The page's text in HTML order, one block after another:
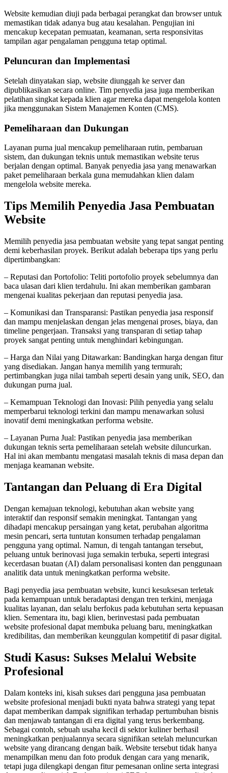
Website kemudian diuji pada berbagai perangkat dan browser untuk
memastikan tidak adanya bug atau kesalahan. Pengujian ini
mencakup kecepatan pemuatan, keamanan, serta responsivitas
tampilan agar pengalaman pengguna tetap optimal.
Peluncuran dan Implementasi
Setelah dinyatakan siap, website diunggah ke server dan
dipublikasikan secara online. Tim penyedia jasa juga memberikan
pelatihan singkat kepada klien agar mereka dapat mengelola konten
jika menggunakan Sistem Manajemen Konten (CMS).
Pemeliharaan dan Dukungan
Layanan purna jual mencakup pemeliharaan rutin, pembaruan
sistem, dan dukungan teknis untuk memastikan website terus
berjalan dengan optimal. Banyak penyedia jasa yang menawarkan
paket pemeliharaan berkala guna memudahkan klien dalam
mengelola website mereka.
Tips Memilih Penyedia Jasa Pembuatan
Website
Memilih penyedia jasa pembuatan website yang tepat sangat penting
demi keberhasilan proyek. Berikut adalah beberapa tips yang perlu
dipertimbangkan:
– Reputasi dan Portofolio: Teliti portofolio proyek sebelumnya dan
baca ulasan dari klien terdahulu. Ini akan memberikan gambaran
mengenai kualitas pekerjaan dan reputasi penyedia jasa.
– Komunikasi dan Transparansi: Pastikan penyedia jasa responsif
dan mampu menjelaskan dengan jelas mengenai proses, biaya, dan
timeline pengerjaan. Transaksi yang transparan di setiap tahap
proyek sangat penting untuk menghindari kebingungan.
– Harga dan Nilai yang Ditawarkan: Bandingkan harga dengan fitur
yang disediakan. Jangan hanya memilih yang termurah;
pertimbangkan juga nilai tambah seperti desain yang unik, SEO, dan
dukungan purna jual.
– Kemampuan Teknologi dan Inovasi: Pilih penyedia yang selalu
memperbarui teknologi terkini dan mampu menawarkan solusi
inovatif demi meningkatkan performa website.
– Layanan Purna Jual: Pastikan penyedia jasa memberikan
dukungan teknis serta pemeliharaan setelah website diluncurkan.
Hal ini akan membantu mengatasi masalah teknis di masa depan dan
menjaga keamanan website.
Tantangan dan Peluang di Era Digital
Dengan kemajuan teknologi, kebutuhan akan website yang
interaktif dan responsif semakin meningkat. Tantangan yang
dihadapi mencakup persaingan yang ketat, perubahan algoritma
mesin pencari, serta tuntutan konsumen terhadap pengalaman
pengguna yang optimal. Namun, di tengah tantangan tersebut,
peluang untuk berinovasi juga semakin terbuka, seperti integrasi
kecerdasan buatan (AI) dalam personalisasi konten dan penggunaan
analitik data untuk meningkatkan performa website.
Bagi penyedia jasa pembuatan website, kunci kesuksesan terletak
pada kemampuan untuk beradaptasi dengan tren terkini, menjaga
kualitas layanan, dan selalu berfokus pada kebutuhan serta kepuasan
klien. Sementara itu, bagi klien, berinvestasi pada pembuatan
website profesional dapat membuka peluang baru, meningkatkan
kredibilitas, dan memberikan keunggulan kompetitif di pasar digital.
Studi Kasus: Sukses Melalui Website
Profesional
Dalam konteks ini, kisah sukses dari pengguna jasa pembuatan
website profesional menjadi bukti nyata bahwa strategi yang tepat
dapat memberikan dampak signifikan terhadap pertumbuhan bisnis
dan menjawab tantangan di era digital yang terus berkembang.
Sebagai contoh, sebuah usaha kecil di sektor kuliner berhasil
meningkatkan penjualannya secara signifikan setelah meluncurkan
website yang dirancang dengan baik. Website tersebut tidak hanya
menampilkan menu dan foto produk dengan cara yang menarik,
tetapi juga dilengkapi dengan fitur pemesanan online serta integrasi